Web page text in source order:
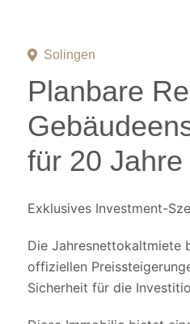
Solingen
Planbare
für 20 Jahre
Exklusives Investment-
Die Jahresnettokaltmiete
offiziellen
Sicherheit für die